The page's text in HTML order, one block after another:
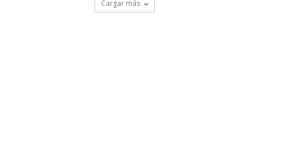
Cargar más